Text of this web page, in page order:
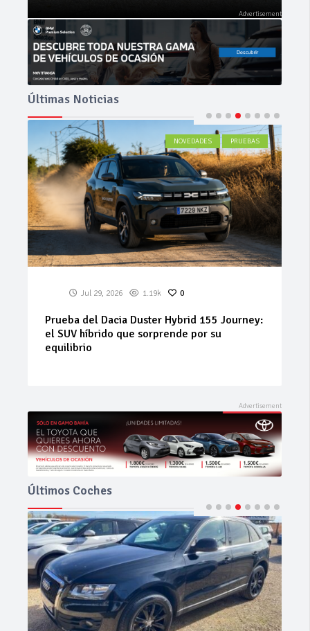
Últimas Noticias
ACTUALIDAD
Jul 27, 2026 579 0
Neumáticos de ocasión: la alternativa
inteligente para ahorrar sin renunciar a la
seguridad
Últimos Coches